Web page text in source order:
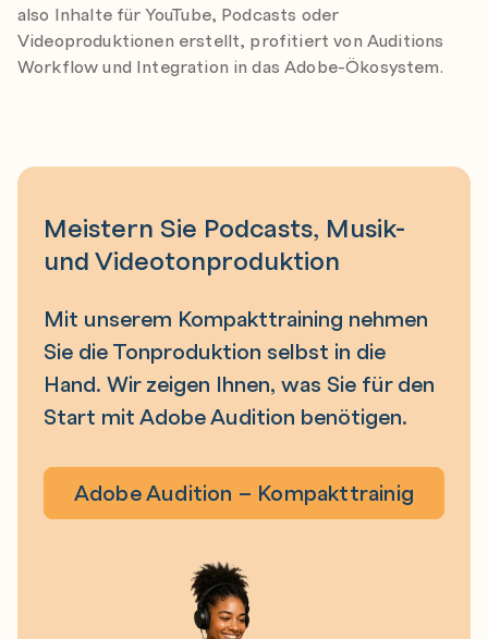
also Inhalte für YouTube, Podcasts oder
Videoproduktionen erstellt, profitiert von Auditions
Workflow und Integration in das Adobe-Ökosystem.
Meistern Sie Podcasts, Musik-
und Videotonproduktion
Mit unserem Kompakttraining nehmen
Sie die Tonproduktion selbst in die
Hand. Wir zeigen Ihnen, was Sie für den
Start mit Adobe Audition benötigen.
Adobe Audition – Kompakttrainig